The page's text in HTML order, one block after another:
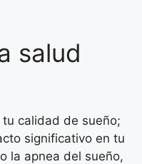
salud
calidad de sueño;
significativo en tu
la apnea del sueño,